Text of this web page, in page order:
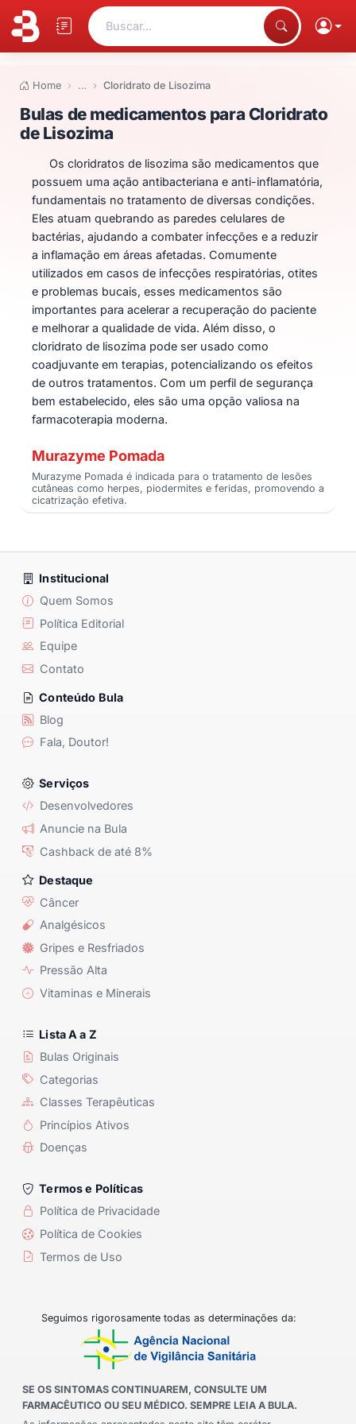
Buscar...
Home … Cloridrato de Lisozima
Bulas de medicamentos para
Bulas de medicamentos para Cloridrato
de Lisozima
Os cloridratos de lisozima são medicamentos que
possuem uma ação antibacteriana e anti-inflamatória,
fundamentais no tratamento de diversas condições.
Eles atuam quebrando as paredes celulares de
bactérias, ajudando a combater infecções e a reduzir
a inflamação em áreas afetadas. Comumente
utilizados em casos de infecções respiratórias, otites
e problemas bucais, esses medicamentos são
importantes para acelerar a recuperação do paciente
e melhorar a qualidade de vida. Além disso, o
cloridrato de lisozima pode ser usado como
coadjuvante em terapias, potencializando os efeitos
de outros tratamentos. Com um perfil de segurança
bem estabelecido, eles são uma opção valiosa na
farmacoterapia moderna.
Murazyme Pomada
Murazyme Pomada é indicada para o tratamento de lesões
cutâneas como herpes, piodermites e feridas, promovendo a
cicatrização efetiva.
Institucional
Quem Somos
Política Editorial
Equipe
Contato
Conteúdo Bula
Blog
Fala, Doutor!
Serviços
Desenvolvedores
Anuncie na Bula
Cashback de até 8%
Destaque
Câncer
Analgésicos
Gripes e Resfriados
Pressão Alta
Vitaminas e Minerais
Lista A a Z
Bulas Originais
Categorias
Classes Terapêuticas
Princípios Ativos
Doenças
Termos e Políticas
Política de Privacidade
Política de Cookies
Termos de Uso
Seguimos rigorosamente todas as determinações da:
SE OS SINTOMAS CONTINUAREM, CONSULTE UM
FARMACÊUTICO OU SEU MÉDICO. SEMPRE LEIA A BULA.